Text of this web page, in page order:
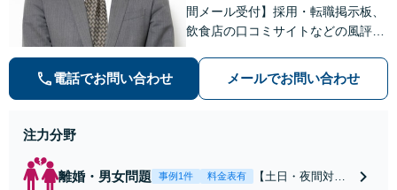
間メール受付】採用・転職掲示板、
飲食店の口コミサイトなどの風評被
の種類を問わず相談可。可能な限り
早期対応で駆けつけサポート【労
電話でお問い合わせ メールでお問い合わせ
注力分野
離婚・男女問題 事例1件 料金表有
【土日・夜間対応